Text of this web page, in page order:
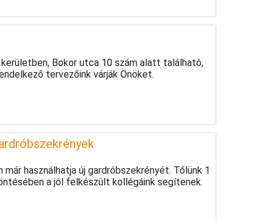
Bokor utca 10 szám alatt található,
tervezőink várják Önöket.
használhatja új gardróbszekrényét. Tőlünk 1
a jól felkészült kollégáink segítenek.